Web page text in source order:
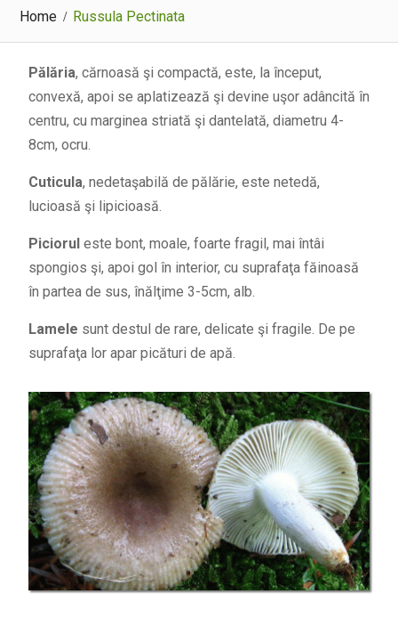
Home Russula Pectinata
Pălăria, cărnoasă şi compactă, este, la început,
convexă, apoi se aplatizează şi devine uşor adâncită în
centru, cu marginea striată şi dantelată, diametru 4-
8cm, ocru.
Cuticula, nedetaşabilă de pălărie, este netedă,
lucioasă şi lipicioasă.
Picioruleste bont, moale, foarte fragil, mai întâi
spongios şi, apoi gol în interior, cu suprafaţa făinoasă
în partea de sus, înălţime 3-5cm, alb.
Lamele sunt destul de rare, delicate şi fragile. De pe
suprafaţa lor apar picături de apă.